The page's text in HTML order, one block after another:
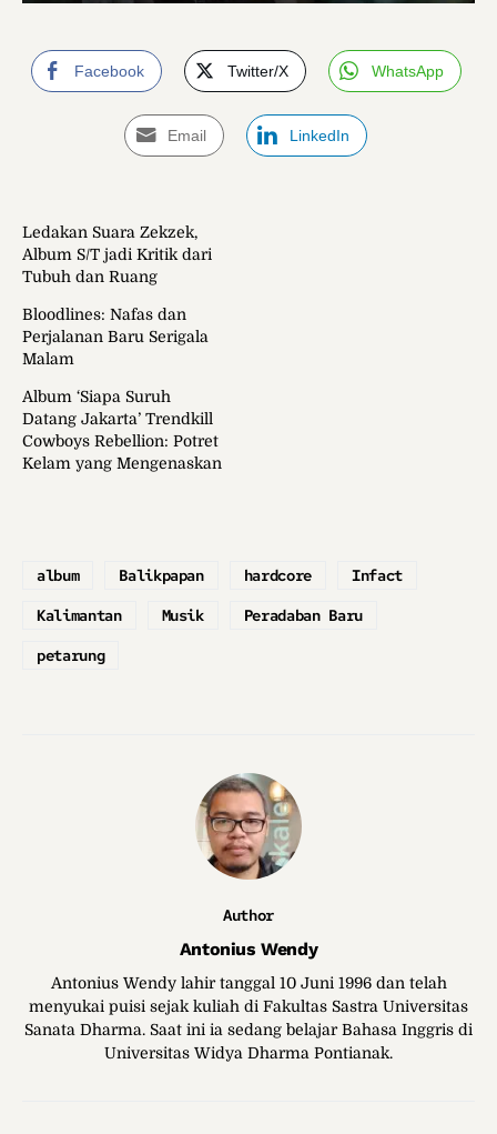
Facebook Twitter/X WhatsApp
Email LinkedIn
Ledakan Suara Zekzek,
Album S/T jadi Kritik dari
Tubuh dan Ruang
Bloodlines: Nafas dan
Perjalanan Baru Serigala
Malam
Album ‘Siapa Suruh
Datang Jakarta’ Trendkill
Cowboys Rebellion: Potret
Kelam yang Mengenaskan
album Balikpapan hardcore
Infact
Kalimantan
Musik
Peradaban Baru
petarung
Author
Antonius Wendy
Antonius Wendy lahir tanggal 10 Juni 1996 dan telah
menyukai puisi sejak kuliah di Fakultas Sastra Universitas
Sanata Dharma. Saat ini ia sedang belajar Bahasa Inggris di
Universitas Widya Dharma Pontianak.